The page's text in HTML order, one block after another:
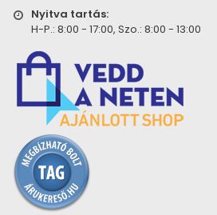
Nyitva tartás:
H-P.: 8:00 - 17:00, Szo.: 8:00 - 13:00